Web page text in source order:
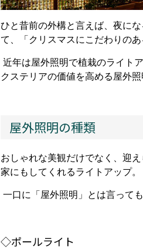
ひと昔前の外構と言えば、夜に
て、「クリスマスにこだわりの
近年は屋外照明で植栽のライト
クステリアの価値を高める屋外
屋外照明の種類
おしゃれな美観だけでなく、迎
家にもしてくれるライトアップ。
一口に「屋外照明」とは言って
◇ポールライト